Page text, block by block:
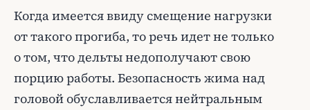
Когда имеется ввиду смещение нагрузки
от такого прогиба, то речь идет не только
о том, что дельты недополучают свою
порцию работы. Безопасность жима над
головой обуславливается нейтральным